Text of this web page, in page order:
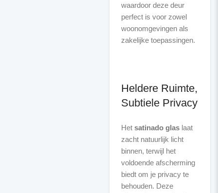
waardoor deze deur
perfect is voor zowel
woonomgevingen als
zakelijke toepassingen.
Heldere Ruimte,
Subtiele Privacy
Het satinado glaslaat
zacht natuurlijk licht
binnen, terwijl het
voldoende afscherming
biedt om je privacy te
behouden. Deze